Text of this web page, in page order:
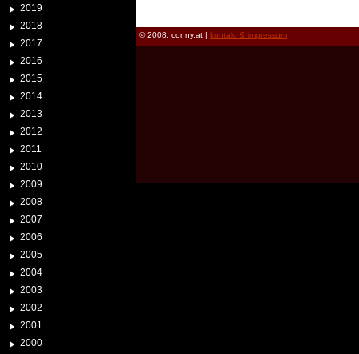
2019
2018
2017
2016
2015
2014
2013
2012
2011
2010
2009
2008
2007
2006
2005
2004
2003
2002
2001
2000
© 2008: conny.at | kontakt & impressum